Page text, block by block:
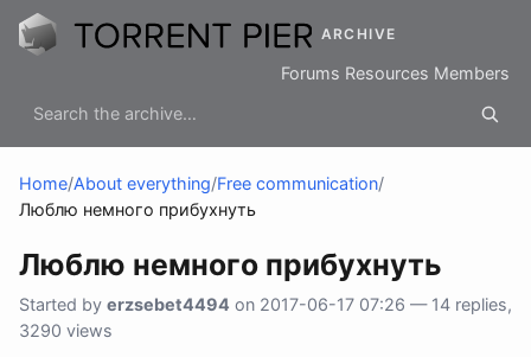
ARCHIVE
Forums Resources Members
Home/About everything/Free communication/
Люблю немного прибухнуть
Люблю немного прибухнуть
Started by erzsebet4494 on 2017-06-17 07:26 — 14 replies,
3290 views